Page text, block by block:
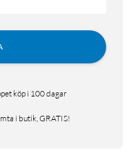
köp i 100 dagar
i butik, GRATIS!